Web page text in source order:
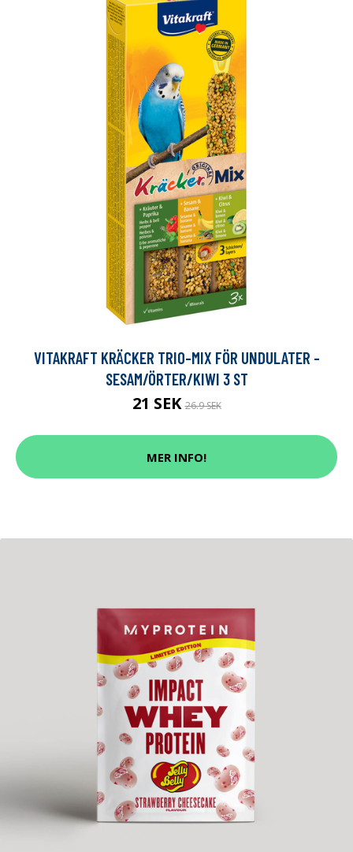
VITAKRAFT KRÄCKER TRIO-MIX FÖR UNDULATER -
SESAM/ÖRTER/KIWI 3 ST
21 SEK26.9 SEK
MER INFO!